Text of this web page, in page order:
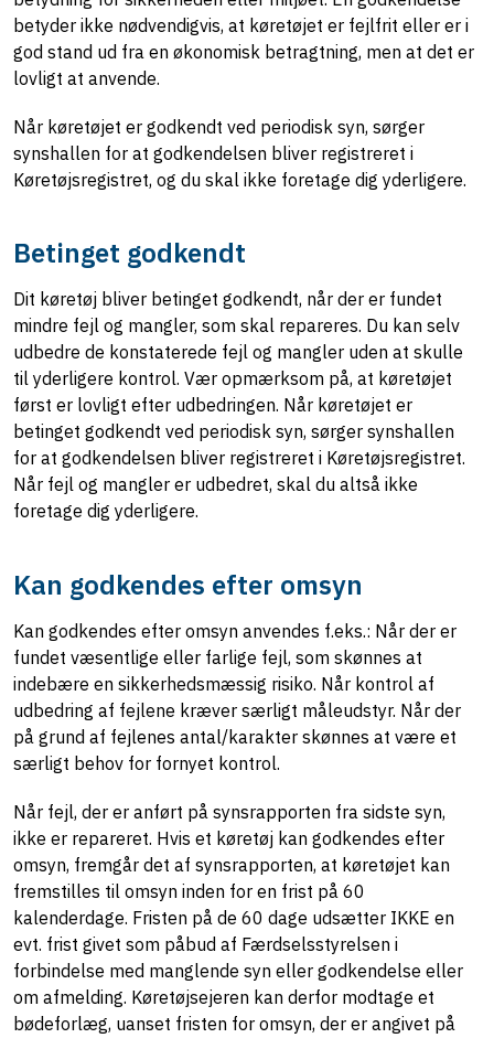
betyder ikke nødvendigvis, at køretøjet er fejlfrit eller er i
god stand ud fra en økonomisk betragtning, men at det er
lovligt at anvende.
Når køretøjet er godkendt ved periodisk syn, sørger
synshallen for at godkendelsen bliver registreret i
Køretøjsregistret, og du skal ikke foretage dig yderligere.
Betinget godkendt
Dit køretøj bliver betinget godkendt, når der er fundet
mindre fejl og mangler, som skal repareres. Du kan selv
udbedre de konstaterede fejl og mangler uden at skulle
til yderligere kontrol. Vær opmærksom på, at køretøjet
først er lovligt efter udbedringen. Når køretøjet er
betinget godkendt ved periodisk syn, sørger synshallen
for at godkendelsen bliver registreret i Køretøjsregistret.
Når fejl og mangler er udbedret, skal du altså ikke
foretage dig yderligere.
Kan godkendes efter omsyn
Kan godkendes efter omsyn anvendes f.eks.: Når der er
fundet væsentlige eller farlige fejl, som skønnes at
indebære en sikkerhedsmæssig risiko. Når kontrol af
udbedring af fejlene kræver særligt måleudstyr. Når der
på grund af fejlenes antal/karakter skønnes at være et
særligt behov for fornyet kontrol.
Når fejl, der er anført på synsrapporten fra sidste syn,
ikke er repareret. Hvis et køretøj kan godkendes efter
omsyn, fremgår det af synsrapporten, at køretøjet kan
fremstilles til omsyn inden for en frist på 60
kalenderdage. Fristen på de 60 dage udsætter IKKE en
evt. frist givet som påbud af Færdselsstyrelsen i
forbindelse med manglende syn eller godkendelse eller
om afmelding. Køretøjsejeren kan derfor modtage et
bødeforlæg, uanset fristen for omsyn, der er angivet på